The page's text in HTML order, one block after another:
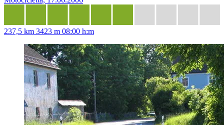
237,5 km 3423 m 08:00 h:m